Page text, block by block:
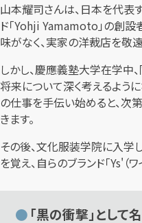
山本耀司さんは、日本を代表
ド「Yohji Yamamoto」の創
味がなく、実家の洋裁店を敬
しかし、慶應義塾大学在学中
将来について深く考えるよう
の仕事を手伝い始めると、次
きます。
その後、文化服装学院に入学
を覚え、自らのブランド「Ys'（
「黒の衝撃」として